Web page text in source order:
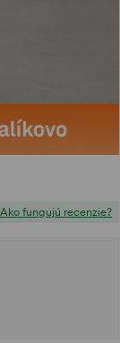
Ako fungujú recenzie?